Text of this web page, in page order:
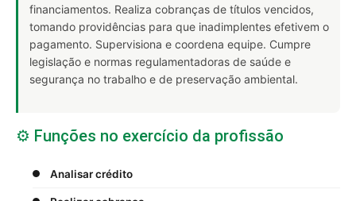
financiamentos. Realiza cobranças de títulos vencidos,
tomando providências para que inadimplentes efetivem o
pagamento. Supervisiona e coordena equipe. Cumpre
legislação e normas regulamentadoras de saúde e
segurança no trabalho e de preservação ambiental.
⚙️ Funções no exercício da profissão
Analisar crédito